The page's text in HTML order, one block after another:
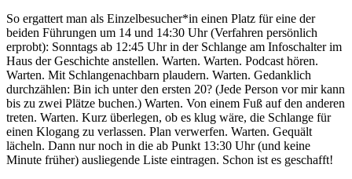
So ergattert man als Einzelbesucher*in einen Platz für eine der
beiden Führungen um 14 und 14:30 Uhr (Verfahren persönlich
erprobt): Sonntags ab 12:45 Uhr in der Schlange am Infoschalter im
Haus der Geschichte anstellen. Warten. Warten. Podcast hören.
Warten. Mit Schlangenachbarn plaudern. Warten. Gedanklich
durchzählen: Bin ich unter den ersten 20? (Jede Person vor mir kann
bis zu zwei Plätze buchen.) Warten. Von einem Fuß auf den anderen
treten. Warten. Kurz überlegen, ob es klug wäre, die Schlange für
einen Klogang zu verlassen. Plan verwerfen. Warten. Gequält
lächeln. Dann nur noch in die ab Punkt 13:30 Uhr (und keine
Minute früher) ausliegende Liste eintragen. Schon ist es geschafft!